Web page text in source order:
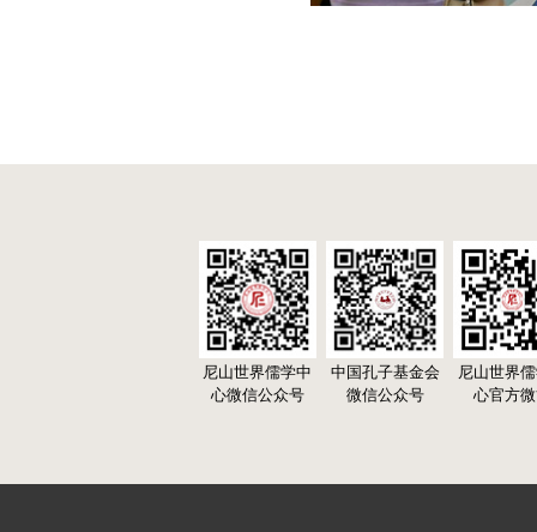
尼山世界儒学中
心微信公众号
中国孔子基金会
微信公众号
尼山世界
心官方